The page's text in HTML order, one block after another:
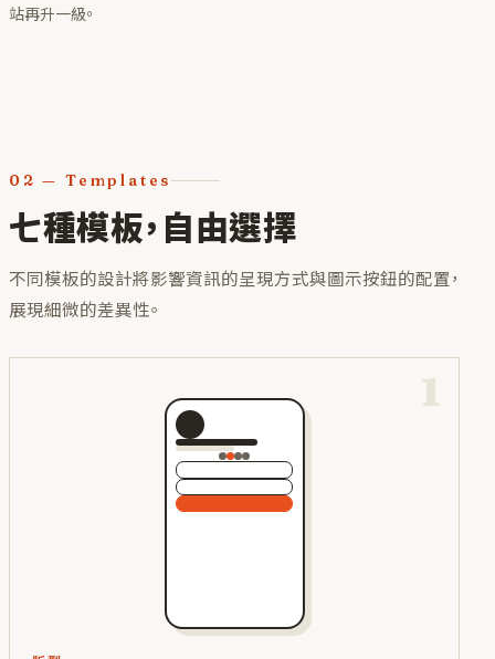
站再升一級。
02 — Templates
七種模板，自由選擇
不同模板的設計將影響資訊的呈現方式與圖示按鈕的配置，
展現細微的差異性。
1